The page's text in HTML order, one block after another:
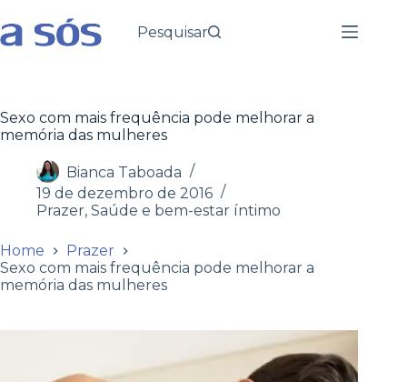
Pesquisar
Sexo com mais frequência pode melhorar a
memória das mulheres
Bianca Taboada
19 de dezembro de 2016
Prazer, Saúde e bem-estar íntimo
Home
Prazer
Sexo com mais frequência pode melhorar a
memória das mulheres